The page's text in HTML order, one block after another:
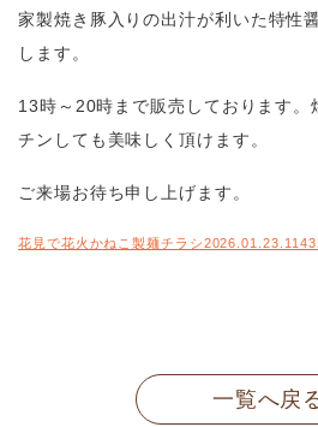
家製焼き豚入りの出汁が利いた特性
します。
13時～20時まで販売しております。
チンしても美味しく頂けます。
ご来場お待ち申し上げます。
花見で花火かねこ製麺チラシ
一覧へ戻